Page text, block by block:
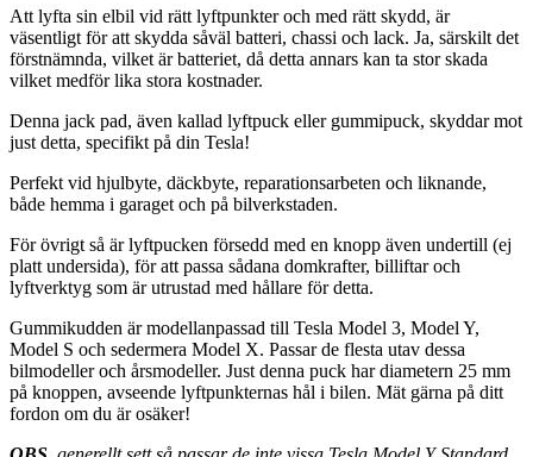
Att lyfta sin elbil vid rätt lyftpunkter och med rätt skydd, är
väsentligt för att skydda såväl batteri, chassi och lack. Ja, särskilt det
förstnämnda, vilket är batteriet, då detta annars kan ta stor skada
vilket medför lika stora kostnader.
Denna jack pad, även kallad lyftpuck eller gummipuck, skyddar mot
just detta, specifikt på din Tesla!
Perfekt vid hjulbyte, däckbyte, reparationsarbeten och liknande,
både hemma i garaget och på bilverkstaden.
För övrigt så är lyftpucken försedd med en knopp även undertill (ej
platt undersida), för att passa sådana domkrafter, billiftar och
lyftverktyg som är utrustad med hållare för detta.
Gummikudden är modellanpassad till Tesla Model 3, Model Y,
Model S och sedermera Model X. Passar de flesta utav dessa
bilmodeller och årsmodeller. Just denna puck har diametern 25 mm
på knoppen, avseende lyftpunkternas hål i bilen. Mät gärna på ditt
fordon om du är osäker!